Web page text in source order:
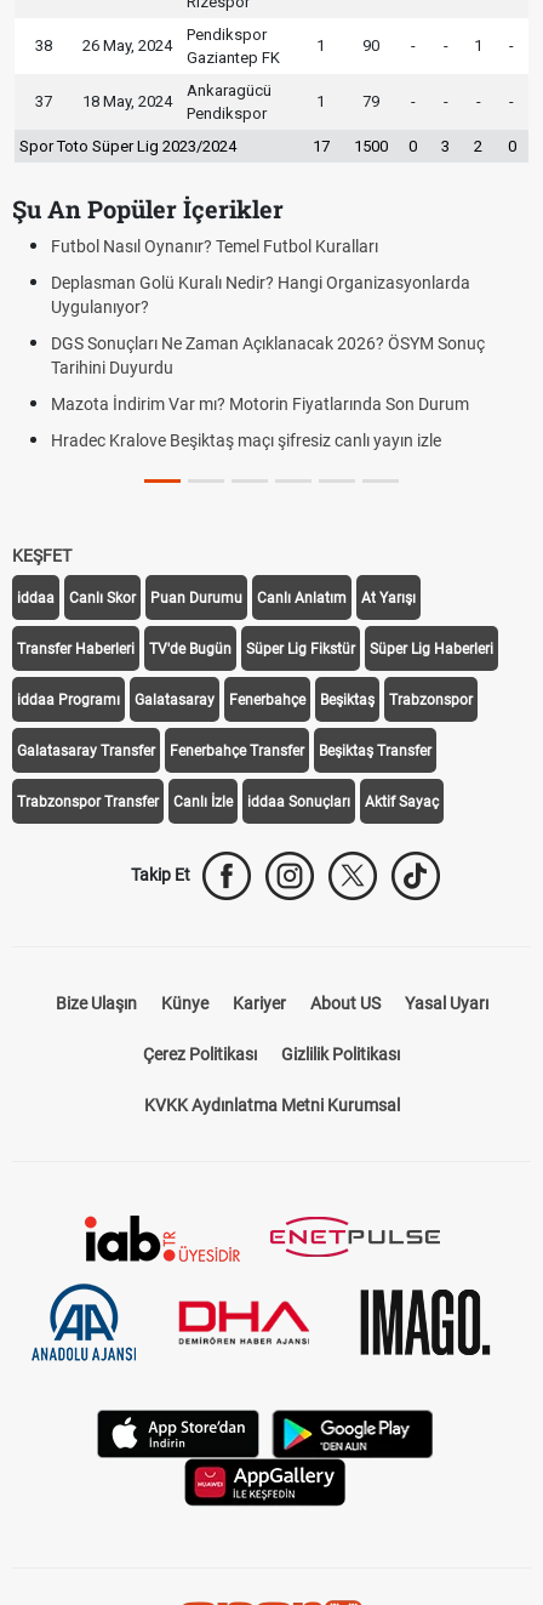
38 26 May, 2024
Pendikspor
Gaziantep FK
1 90 - - 1 -
37 18 May, 2024
Ankaragücü
Pendikspor
1 79 - - - -
Spor Toto Süper Lig 2023/2024 17 1500 0 3 2 0
Şu An Popüler İçerikler
Futbol Nasıl Oynanır? Temel Futbol Kuralları
Deplasman Golü Kuralı Nedir? Hangi Organizasyonlarda
Uygulanıyor?
DGS Sonuçları Ne Zaman Açıklanacak 2026? ÖSYM Sonuç
Tarihini Duyurdu
Mazota İndirim Var mı? Motorin Fiyatlarında Son Durum
Hradec Kralove Beşiktaş maçı şifresiz canlı yayın izle
KEŞFET
iddaa Canlı Skor Puan Durumu Canlı Anlatım At Yarışı
Transfer Haberleri TV'de Bugün Süper Lig Fikstür Süper Lig Haberleri
iddaa Programı Galatasaray Fenerbahçe Beşiktaş Trabzonspor
Galatasaray Transfer Fenerbahçe Transfer Beşiktaş Transfer
Trabzonspor Transfer Canlı İzle iddaa Sonuçları Aktif Sayaç
Takip Et
Bize Ulaşın Künye Kariyer About US Yasal Uyarı
Çerez Politikası Gizlilik Politikası
KVKK Aydınlatma Metni Kurumsal